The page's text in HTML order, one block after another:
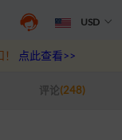
版充值
USD
热门规格更划算点此查
点此查看>>
评论(248)